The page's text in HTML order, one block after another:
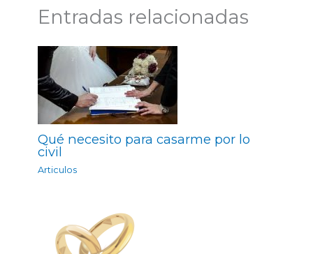
Entradas relacionadas
Qué necesito para casarme por lo
civil
Articulos